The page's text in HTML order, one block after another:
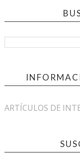
ARTÍCULOS DE